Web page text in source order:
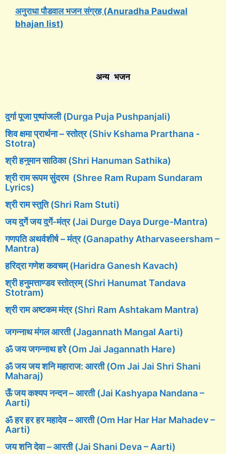
अनुराधा पौडवाल भजन संग्रह (Anuradha Paudwal
bhajan list)
अन्य भजन
दुर्गा पूजा पुष्पांजली (Durga Puja Pushpanjali)
शिव क्षमा प्रार्थना – स्तोत्र (Shiv Kshama Prarthana -
Stotra)
श्री हनुमान साठिका (Shri Hanuman Sathika)
श्री राम रूपम सुंदरम (Shree Ram Rupam Sundaram
Lyrics)
श्री राम स्तुति (Shri Ram Stuti)
जय दुर्गे जय दुर्गे-मंत्र (Jai Durge Daya Durge-Mantra)
गणपति अथर्वशीर्ष – मंत्र (Ganapathy Atharvaseersham –
Mantra)
हरिद्रा गणेश कवचम् (Haridra Ganesh Kavach)
श्री हनुमत्ताण्डव स्तोत्रम् (Shri Hanumat Tandava
Stotram)
श्री राम अष्टकम मंत्र (Shri Ram Ashtakam Mantra)
जगन्नाथ मंगल आरती (Jagannath Mangal Aarti)
ॐ जय जगन्नाथ हरे (Om Jai Jagannath Hare)
ॐ जय जय शनि महाराज: आरती (Om Jai Jai Shri Shani
Maharaj)
ऊँ जय कश्यप नन्दन – आरती (Jai Kashyapa Nandana –
Aarti)
ॐ हर हर हर महादेव – आरती (Om Har Har Har Mahadev –
Aarti)
जय शनि देवा – आरती (Jai Shani Deva – Aarti)